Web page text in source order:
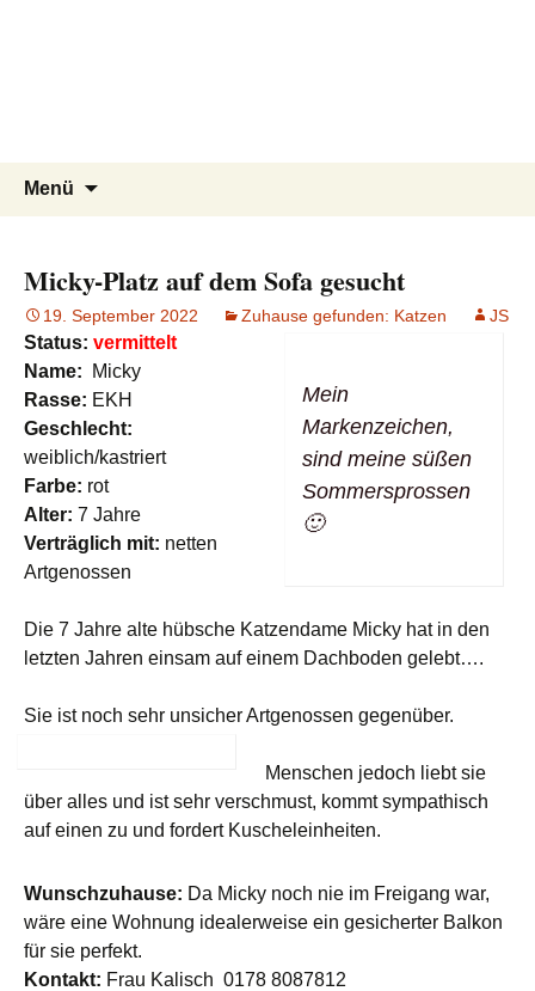
Tier Natur und Artenschutz
Siebengebirge e.V.
Tierschutzverein seit 1985 im
Siebengebirge – Orscheider
Menü
Micky-Platz auf dem Sofa gesucht
19. September 2022 Zuhause gefunden: Katzen JS
Mein
Markenzeichen,
sind meine süßen
Sommersprossen
🙂
Status: vermittelt
Name:
Micky
Rasse: EKH
Geschlecht:
weiblich/kastriert
Farbe: rot
Alter: 7 Jahre
Verträglich mit: netten
Artgenossen
Die 7 Jahre alte hübsche Katzendame Micky hat in den
letzten Jahren einsam auf einem Dachboden gelebt….
Sie ist noch sehr unsicher Artgenossen gegenüber.
Menschen jedoch liebt sie
über alles und ist sehr verschmust, kommt sympathisch
auf einen zu und fordert Kuscheleinheiten.
Wunschzuhause: Da Micky noch nie im Freigang war,
wäre eine Wohnung idealerweise ein gesicherter Balkon
für sie perfekt.
Kontakt: Frau Kalisch 0178 8087812